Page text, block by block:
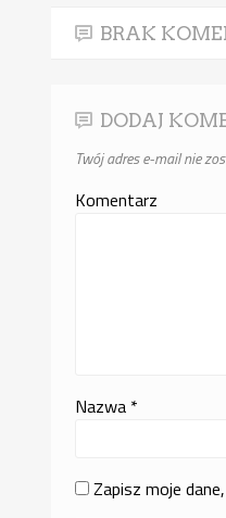
BRAK
DODAJ
Twój adres e-mail nie
Komentarz
Nazwa *
Zapisz moje